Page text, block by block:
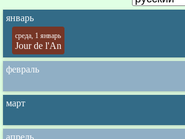
январь
среда, 1 январь
Jour de l'An
февраль
март
апрель